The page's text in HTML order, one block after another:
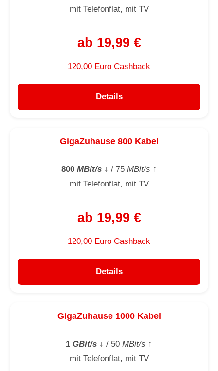
mit Telefonflat, mit TV
ab 19,99 €
120,00 Euro Cashback
Details
GigaZuhause 800 Kabel
800MBit/s↓ / 75MBit/s ↑
mit Telefonflat, mit TV
ab 19,99 €
120,00 Euro Cashback
Details
GigaZuhause 1000 Kabel
1 GBit/s ↓ / 50 MBit/s ↑
mit Telefonflat, mit TV